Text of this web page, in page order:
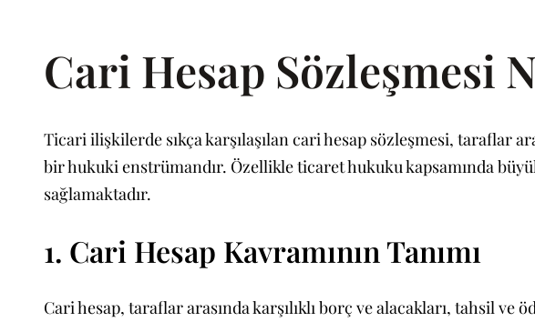
Cari Hesap Sözleşmesi
Ticari ilişkilerde sıkça karşılaşılan cari hesap sözleşmesi, taraflar
bir hukuki enstrümandır. Özellikle ticaret hukuku kapsamında
sağlamaktadır.
1. Cari Hesap Kavramının Tanımı
Cari hesap, taraflar arasında karşılıklı borç ve alacakları, tahsil